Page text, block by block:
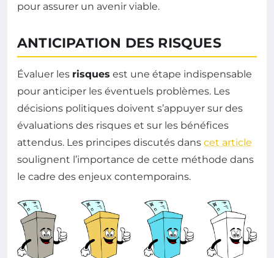
pour assurer un avenir viable.
ANTICIPATION DES RISQUES
Évaluer les risques est une étape indispensable
pour anticiper les éventuels problèmes. Les
décisions politiques doivent s’appuyer sur des
évaluations des risques et sur les bénéfices
attendus. Les principes discutés dans cet article
soulignent l’importance de cette méthode dans
le cadre des enjeux contemporains.